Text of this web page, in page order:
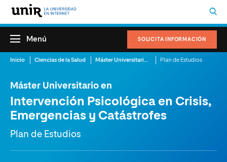
SOLICITA INFORMACIÓN
Menú
Inicio Ciencias de la Salud Máster Universitario en Intervención Psicológica en Crisis, Emergencias y Catástrofes Plan de Estudios
Máster Universitario en
Intervención Psicológica en Crisis,
Emergencias y Catástrofes
Plan de Estudios